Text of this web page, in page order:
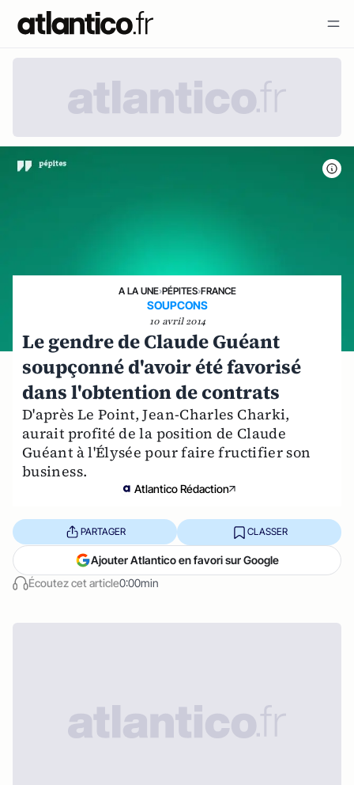
A LA UNE›PÉPITES›FRANCE
SOUPCONS
10 avril 2014
Le gendre de Claude Guéant
soupçonné d'avoir été favorisé
dans l'obtention de contrats
D'après Le Point, Jean-Charles Charki,
aurait profité de la position de Claude
Guéant à l'Élysée pour faire fructifier son
business.
Atlantico Rédaction
Écoutez cet article0:00min
PARTAGER CLASSER
Ajouter Atlantico en favori sur Google